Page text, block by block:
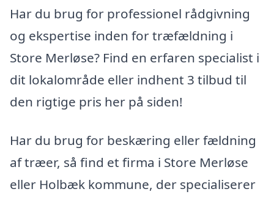
Har du brug for professionel rådgivning
og ekspertise inden for træfældning i
Store Merløse? Find en erfaren specialist i
dit lokalområde eller indhent 3 tilbud til
den rigtige pris her på siden!
Har du brug for beskæring eller fældning
af træer, så find et firma i Store Merløse
eller Holbæk kommune, der specialiserer